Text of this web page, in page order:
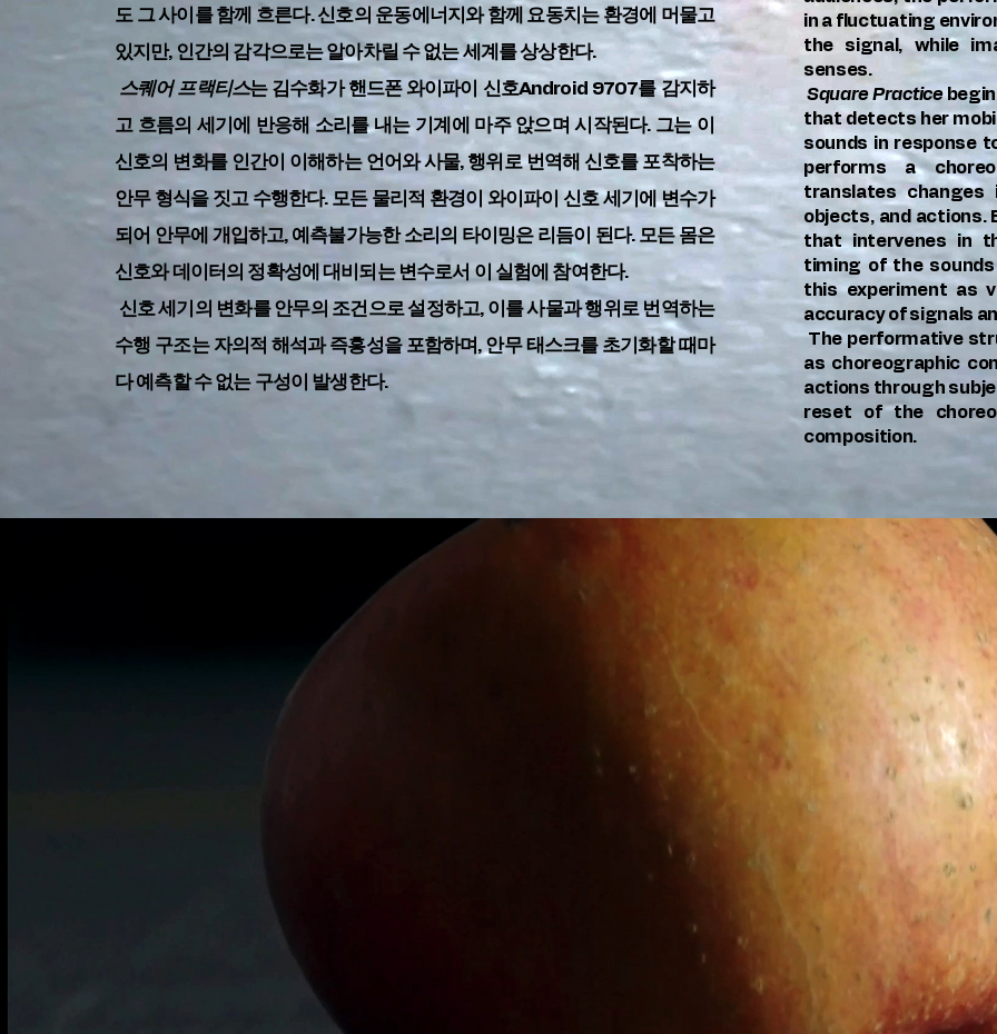
도 그 사이를 함께 흐른다. 신호의 운동에너지와 함께 요동치는 환경에 머물고
있지만, 인간의 감각으로는 알아차릴 수 없는 세계를 상상한다.
스퀘어 프랙티스는 김수화가 핸드폰 와이파이 신호Android 9707를 감지하
고 흐름의 세기에 반응해 소리를 내는 기계에 마주 앉으며 시작된다. 그는 이
신호의 변화를 인간이 이해하는 언어와 사물, 행위로 번역해 신호를 포착하는
안무 형식을 짓고 수행한다. 모든 물리적 환경이 와이파이 신호 세기에 변수가
되어 안무에 개입하고, 예측불가능한 소리의 타이밍은 리듬이 된다. 모든 몸은
신호와 데이터의 정확성에 대비되는 변수로서 이 실험에 참여한다.
신호 세기의 변화를 안무의 조건으로 설정하고, 이를 사물과 행위로 번역하는
수행 구조는 자의적 해석과 즉흥성을 포함하며, 안무 태스크를 초기화할 때마
다 예측할 수 없는 구성이 발생한다.
in a fluctuating
the signal, while
senses.
Square Practice
that detects her
sounds in response
performs a
translates changes
objects, and actions.
that intervenes in
timing of the
this experiment as
accuracy of signals
The performative
as choreographic
actions through
reset of the
composition.